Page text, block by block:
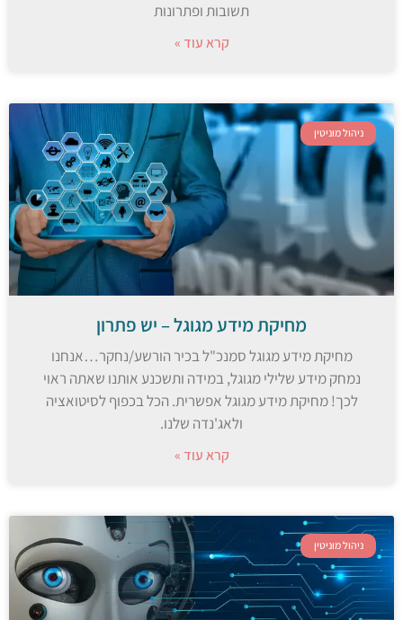
תשובות ופתרונות
קרא עוד »
ניהול מוניטין
מחיקת מידע מגוגל – יש פתרון
מחיקת מידע מגוגל סמנכ"ל בכיר הורשע/נחקר…אנחנו
נמחק מידע שלילי מגוגל, במידה ותשכנע אותנו שאתה ראוי
לכך! מחיקת מידע מגוגל אפשרית. הכל בכפוף לסיטואציה
ולאג'נדה שלנו.
קרא עוד »
ניהול מוניטין